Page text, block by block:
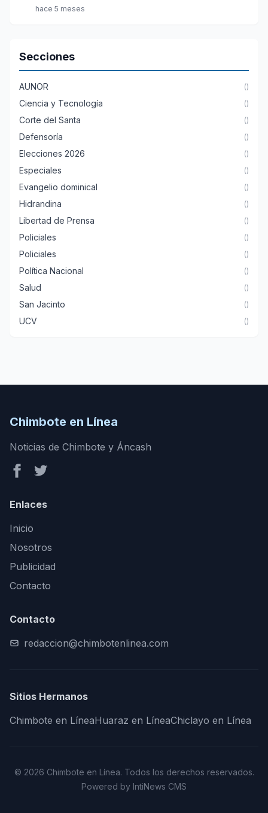
hace 5 meses
Secciones
AUNOR ()
Ciencia y Tecnología ()
Corte del Santa ()
Defensoría ()
Elecciones 2026 ()
Especiales ()
Evangelio dominical ()
Hidrandina ()
Libertad de Prensa ()
Policiales ()
Policiales ()
Política Nacional ()
Salud ()
San Jacinto ()
UCV ()
Chimbote en Línea
Noticias de Chimbote y Áncash
Enlaces
Inicio
Nosotros
Publicidad
Contacto
Contacto
redaccion@chimbotenlinea.com
Sitios Hermanos
Chimbote en LíneaHuaraz en LíneaChiclayo en Línea
© 2026 Chimbote en Línea. Todos los derechos reservados.
Powered by IntiNews CMS